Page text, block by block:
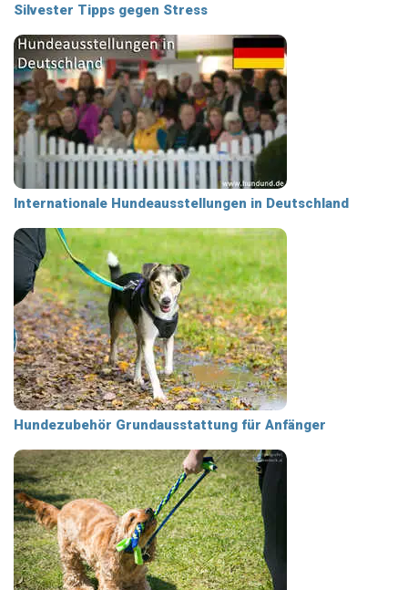
Silvester Tipps gegen Stress
Internationale Hundeausstellungen in Deutschland
Hundezubehör Grundausstattung für Anfänger